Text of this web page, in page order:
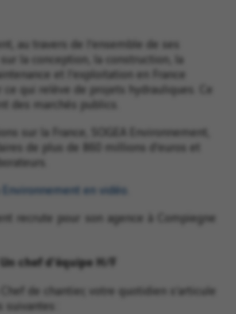
au travers de l’ensemble de ses
la conception, la construction, la
et l’exploitation en France
qui relève de projets hydrauliques. Ce
des marchés publics.
sur la France, SOGEA Environnement,
de plus de 860 millions d’euros et
Environnement en vidéo.
recrute pour son agence à Compiegne
Un chef d'équipe H/F
Chef de chantier, votre quotidien s’articule
: